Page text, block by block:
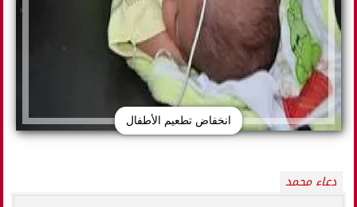
انخفاض تطعيم الأطفال
دعاء محمد